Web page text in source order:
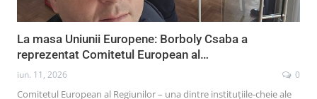
La masa Uniunii Europene: Borboly Csaba a
reprezentat Comitetul European al…
iun. 11, 2026 0
Comitetul European al Regiunilor – una dintre instituțiile-cheie ale